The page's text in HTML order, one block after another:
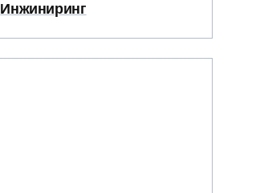
Инжиниринг